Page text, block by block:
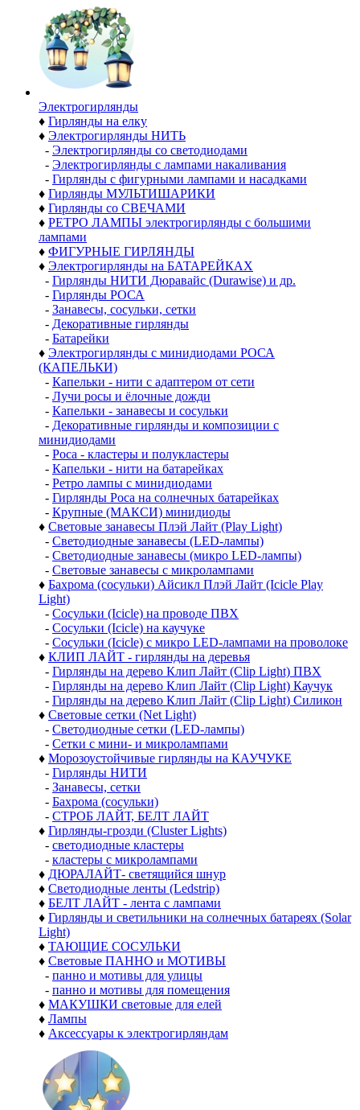
Электро­гирлянды
♦ Гирлянды на елку
♦ Электрогирлянды НИТЬ
- Электрогирлянды со светодиодами
- Электрогирлянды с лампами накаливания
- Гирлянды с фигурными лампами и насадками
♦ Гирлянды МУЛЬТИШАРИКИ
♦ Гирлянды со СВЕЧАМИ
♦ РЕТРО ЛАМПЫ электрогирлянды с большими
лампами
♦ ФИГУРНЫЕ ГИРЛЯНДЫ
♦ Электрогирлянды на БАТАРЕЙКАХ
- Гирлянды НИТИ Дюравайс (Durawise) и др.
- Гирлянды РОСА
- Занавесы, сосульки, сетки
- Декоративные гирлянды
- Батарейки
♦ Электрогирлянды с минидиодами РОСА
(КАПЕЛЬКИ)
- Капельки - нити с адаптером от сети
- Лучи росы и ёлочные дожди
- Капельки - занавесы и сосульки
- Декоративные гирлянды и композиции с
минидиодами
- Роса - кластеры и полукластеры
- Капельки - нити на батарейках
- Ретро лампы с минидиодами
- Гирлянды Роса на солнечных батарейках
- Крупные (МАКСИ) минидиоды
♦ Световые занавесы Плэй Лайт (Play Light)
- Светодиодные занавесы (LED-лампы)
- Светодиодные занавесы (микро LED-лампы)
- Световые занавесы с микролампами
♦ Бахрома (сосульки) Айсикл Плэй Лайт (Icicle Play
Light)
- Сосульки (Icicle) на проводе ПВХ
- Сосульки (Icicle) на каучуке
- Сосульки (Icicle) с микро LED-лампами на проволоке
♦ КЛИП ЛАЙТ - гирлянды на деревья
- Гирлянды на дерево Клип Лайт (Clip Light) ПВХ
- Гирлянды на дерево Клип Лайт (Clip Light) Каучук
- Гирлянды на дерево Клип Лайт (Clip Light) Силикон
♦ Световые сетки (Net Light)
- Светодиодные сетки (LED-лампы)
- Сетки с мини- и микролампами
♦ Морозоустойчивые гирлянды на КАУЧУКЕ
- Гирлянды НИТИ
- Занавесы, сетки
- Бахрома (сосульки)
- СТРОБ ЛАЙТ, БЕЛТ ЛАЙТ
♦ Гирлянды-грозди (Cluster Lights)
- светодиодные кластеры
- кластеры с микролампами
♦ ДЮРАЛАЙТ- светящийся шнур
♦ Светодиодные ленты (Ledstrip)
♦ БЕЛТ ЛАЙТ - лента с лампами
♦ Гирлянды и светильники на солнечных батареях (Solar
Light)
♦ ТАЮЩИЕ СОСУЛЬКИ
♦ Световые ПАННО и МОТИВЫ
- панно и мотивы для улицы
- панно и мотивы для помещения
♦ МАКУШКИ световые для елей
♦ Лампы
♦ Аксессуары к электрогирляндам